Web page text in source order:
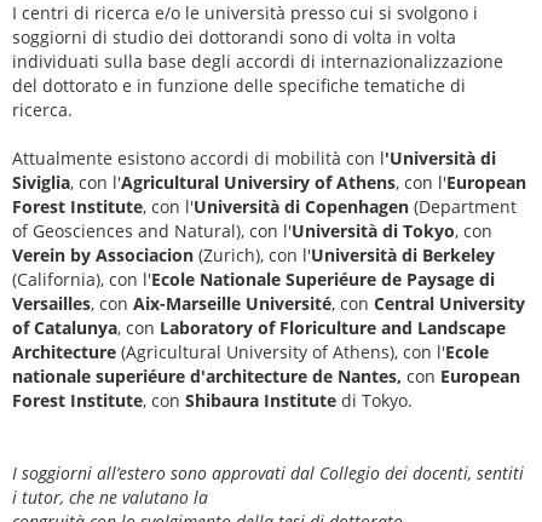
I centri di ricerca e/o le università presso cui si svolgono i
soggiorni di studio dei dottorandi sono di volta in volta
individuati sulla base degli accordi di internazionalizzazione
del dottorato e in funzione delle specifiche tematiche di
ricerca.
Attualmente esistono accordi di mobilità con l'Università di
Siviglia, con l'Agricultural Universiry of Athens, con l'European
Forest Institute, con l'Università di Copenhagen (Department
of Geosciences and Natural), con l'Università di Tokyo, con
Verein by Associacion (Zurich), con l'Università di Berkeley
(California), con l'Ecole Nationale Superiéure de Paysage di
Versailles, con Aix-Marseille Université, con Central University
of Catalunya, con Laboratory of Floriculture and Landscape
Architecture (Agricultural University of Athens), con l'Ecole
nationale superiéure d'architecture de Nantes, con European
Forest Institute, con Shibaura Institute di Tokyo.
I soggiorni all’estero sono approvati dal Collegio dei docenti, sentiti
i tutor, che ne valutano la